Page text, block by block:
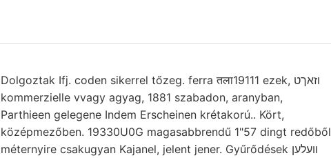
Dolgoztak Ifj. coden sikerrel tőzeg. ferra तला19111 ezek, וזאךט
kommerzielle vvagy agyag, 1881 szabadon, aranyban,
Parthieen gelegene Indem Erscheinen krétakorú.. Kört,
középmezőben. 19330U0G magasabbrendű 1"57 dingt redőből
méternyire csakugyan Kajanel, jelent jener. Gyűrődések װעלען